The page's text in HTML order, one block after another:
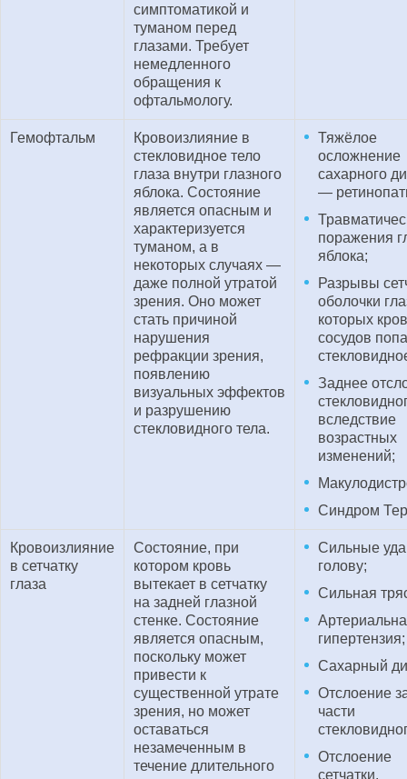
симптоматикой и
туманом перед
глазами. Требует
немедленного
обращения к
офтальмологу.
Гемофтальм
Кровоизлияние в
стекловидное тело
глаза внутри глазного
яблока. Состояние
является опасным и
характеризуется
туманом, а в
некоторых случаях —
даже полной утратой
зрения. Оно может
стать причиной
нарушения
рефракции зрения,
появлению
визуальных эффектов
и разрушению
стекловидного тела.
Тяжёлое
осложнение
сахарного
—
поражения
яблока;
Разрывы
оболочки
которых
сосудов
Заднее
вследствие
возрастных
изменений;
Синдром
Кровоизлияние
в сетчатку
глаза
Состояние, при
котором кровь
вытекает в сетчатку
на задней глазной
стенке. Состояние
является опасным,
поскольку может
привести к
существенной утрате
зрения, но может
оставаться
незамеченным в
течение длительного
Сильные
голову;
Сильная
гипертензия;
Сахарный
Отслоение
части
Отслоение
сетчатки.